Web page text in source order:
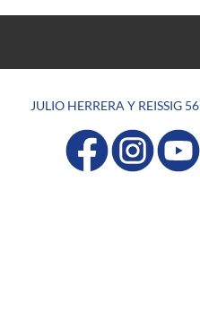
JULIO HERRERA Y REISSIG